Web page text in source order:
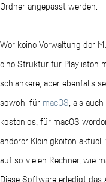
Ordner angepasst werden.
Wer keine Verwaltung der
eine Struktur für Playlisten
schlankere, aber ebenfalls
sowohl für macOS , als auch
kostenlos, für macOS
anderer Kleinigkeiten
auf so vielen Rechner, wie
Diese Software erledigt das